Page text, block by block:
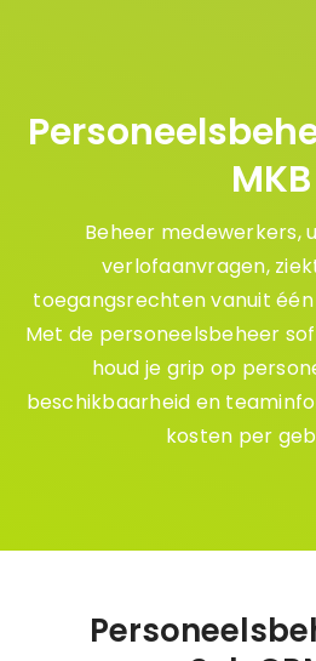
MKB
Beheer medewerkers,
verlofaanvragen,
toegangsrechten vanuit
Met de personeelsbeheer
houd je grip op
beschikbaarheid en
kosten per